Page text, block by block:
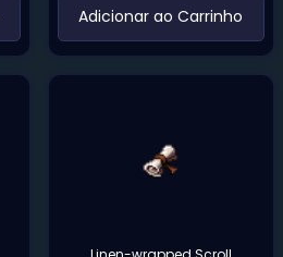
‌Adicionar ao Carrinho‌